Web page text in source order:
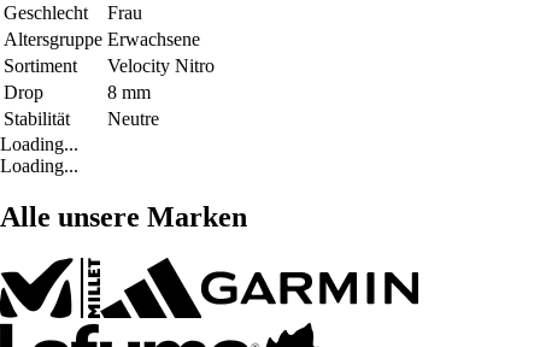
Geschlecht
Frau
Altersgruppe Erwachsene
Sortiment
Velocity Nitro
Drop
8 mm
Stabilität
Neutre
Loading...
Loading...
Alle unsere Marken